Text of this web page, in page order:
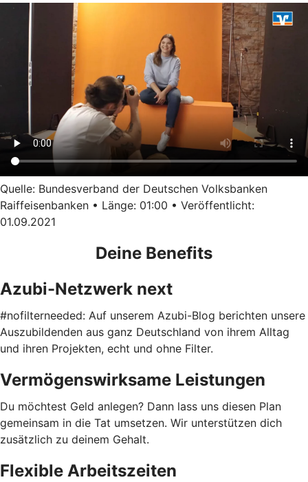
Quelle: Bundesverband der Deutschen Volksbanken
Raiffeisenbanken • Länge: 01:00 • Veröffentlicht:
01.09.2021
Deine Benefits
Azubi-Netzwerk next
#nofilterneeded: Auf unserem Azubi-Blog berichten unsere
Auszubildenden aus ganz Deutschland von ihrem Alltag
und ihren Projekten, echt und ohne Filter.
Vermögenswirksame Leistungen
Du möchtest Geld anlegen? Dann lass uns diesen Plan
gemeinsam in die Tat umsetzen. Wir unterstützen dich
zusätzlich zu deinem Gehalt.
Flexible Arbeitszeiten